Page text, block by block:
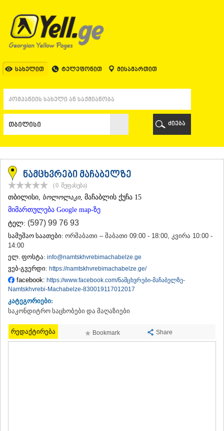
სახელით ტელეფონით მისამართით
ᲗᲑᲘᲚᲘᲡᲘ
ᲗᲑᲘᲚᲘᲡᲘ
ᲐᲤᲮᲐᲖᲔᲗᲘ
ᲒᲐᲚᲘ
ᲑᲐᲗᲣᲛᲘ
ᲥᲝᲑᲣᲚᲔᲗᲘ
ᲨᲣᲐᲮᲔᲕᲘ
ᲩᲐᲥᲕᲘ
ᲝᲖᲣᲠᲒᲔᲗᲘ
ᲩᲝᲮᲐᲢᲐᲣᲠᲘ
ᲣᲠᲔᲙᲘ
ᲘᲛᲔᲠᲔᲗᲘ
ᲑᲐᲦᲓᲐᲗᲘ
ᲕᲐᲜᲘ
ᲖᲔᲡᲢᲐᲤᲝᲜᲘ
ᲗᲔᲠᲯᲝᲚᲐ
ᲡᲐᲛᲢᲠᲔᲓᲘᲐ
ᲢᲧᲘᲑᲣᲚᲘ
ᲥᲣᲗᲐᲘᲡᲘ
ᲬᲧᲐᲚᲢᲣᲑᲝ
ᲭᲘᲐᲗᲣᲠᲐ
ᲮᲐᲠᲐᲒᲐᲣᲚᲘ
ᲮᲝᲜᲘ
ᲙᲐᲮᲔᲗᲘ
ᲐᲮᲛᲔᲢᲐ
ᲒᲣᲠᲯᲐᲐᲜᲘ
ძიება
ნამცხვრები მაჩაბელზე
(0 შეფასება)
ᲗᲑᲘᲚᲘᲡᲘ, სოლოლაკი, მაჩაბლის ქუჩა 15
მიმართულება Google map-ზე
ტელ: (597) 99 76 93
სამუშაო საათები: ორშაბათი – შაბათი 09:00 - 18:00, კვირა 10:00 -
14:00
ელ. ფოსტა: info@namtskhvrebimachabelze.ge
ვებ-გვერდი: https://namtskhvrebimachabelze.ge/
facebook: https://www.facebook.com/ნამცხვრები-მაჩაბელზე-
Namtskhvrebi-Machabelze-830019117012017
კატეგორიები:
საკონდიტრო საცხობები და მაღაზიები
რედაქტირება Bookmark Share